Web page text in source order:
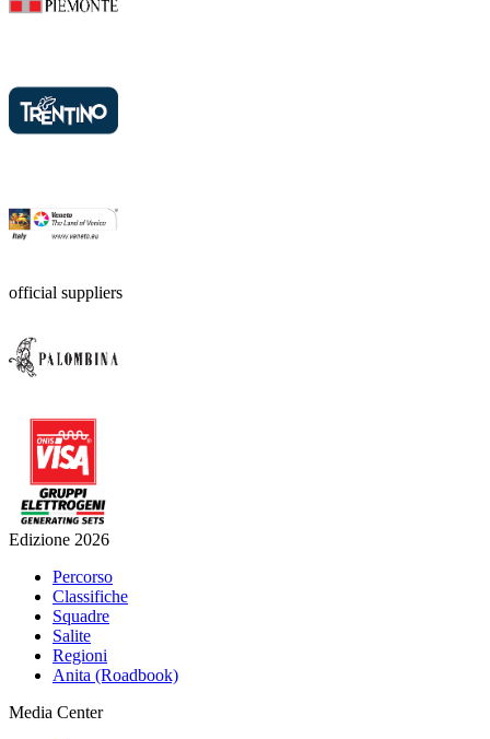
official suppliers
Edizione 2026
Percorso
Classifiche
Squadre
Salite
Regioni
Anita (Roadbook)
Media Center